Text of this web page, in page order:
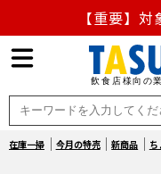
【重要】
【重要】熊本地震の
熊本県熊本地方を震
届
在庫一掃 今月の特売 新商品